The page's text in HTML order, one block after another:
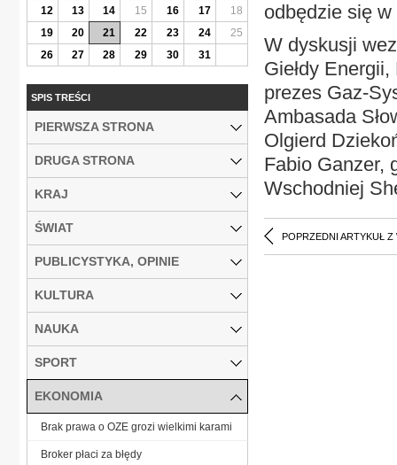
odbędzie się
W dyskusji
Giełdy
prezes Gaz-
Ambasada
Olgierd
Fabio Ganzer,
Wschodniej
POPRZEDNI ARTYKUŁ Z
12
13 14 15 16 17
18
19
20 21 22 23 24
25
26
27 28 29 30 31
SPIS TREŚCI
PIERWSZA STRONA
DRUGA STRONA
KRAJ
ŚWIAT
PUBLICYSTYKA, OPINIE
KULTURA
NAUKA
SPORT
EKONOMIA
Brak prawa o OZE grozi wielkimi karami
Broker płaci za błędy